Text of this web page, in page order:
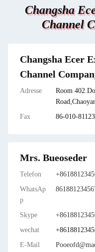
Changsha
Channel
Changsha Ecer
Channel
Adresse
Room
Fax
86-010-
Mrs. Bueoseder
Telefon
WhatsAp
p
Skype
wechat
E-Mail